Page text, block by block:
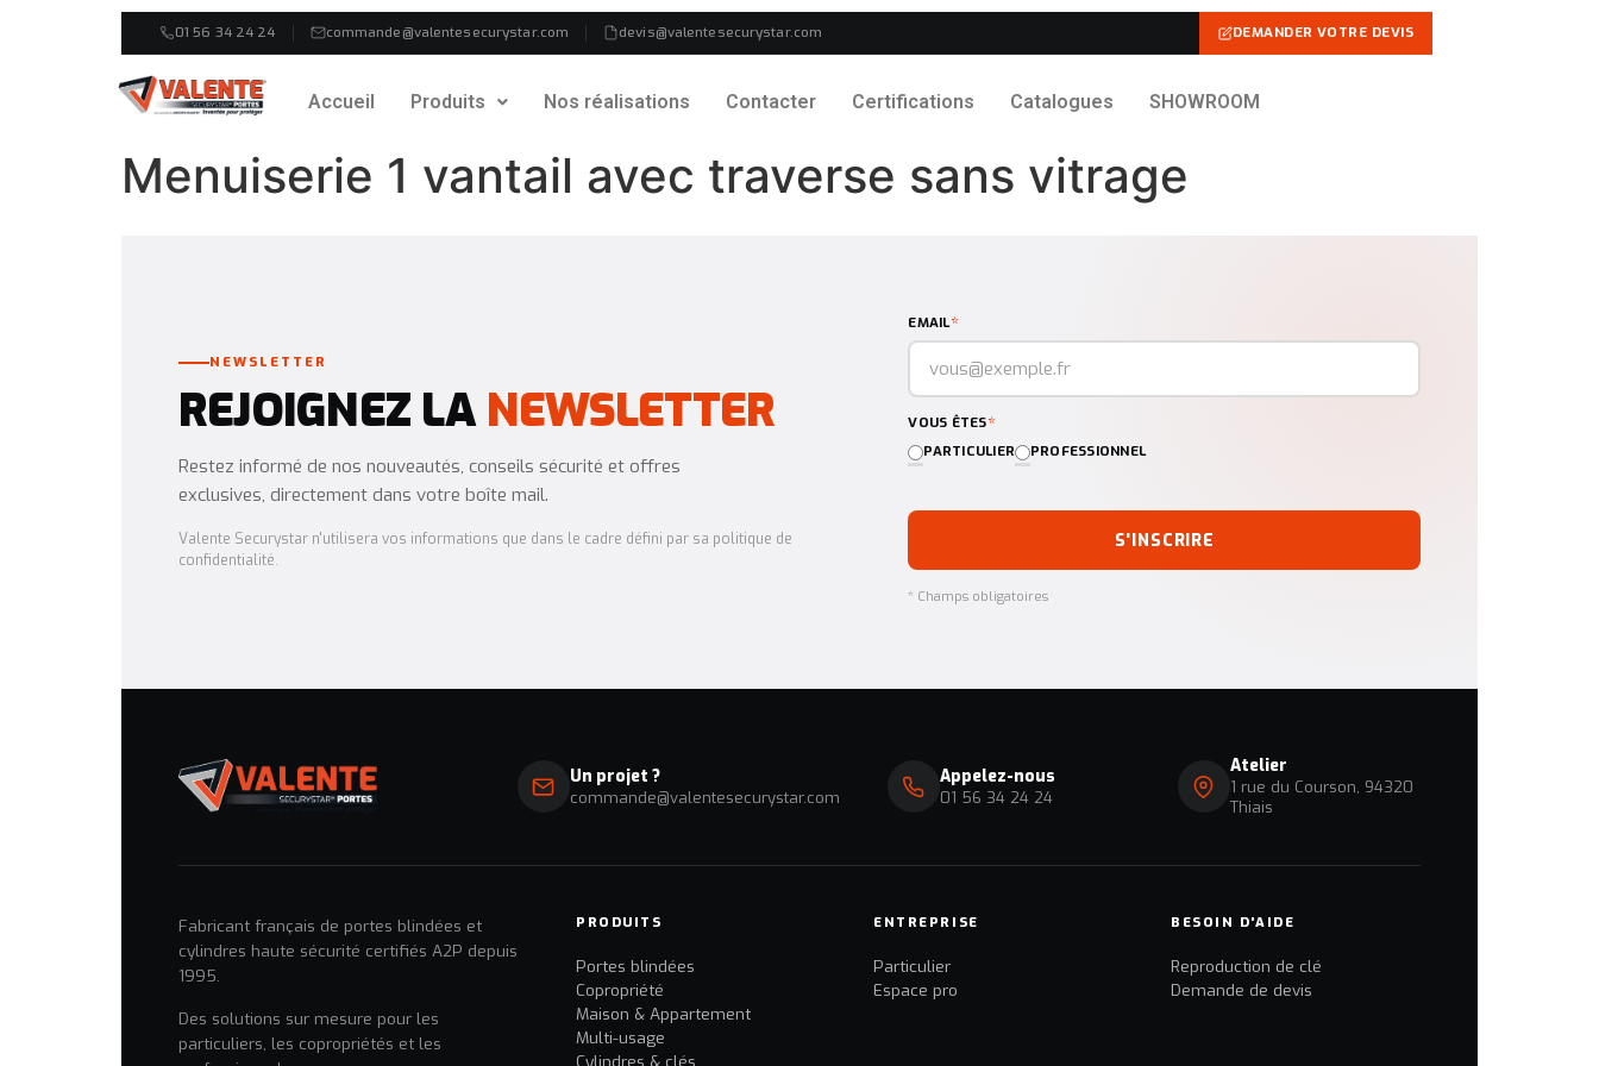
01 56 34 24 24 commande@valentesecurystar.com devis@valentesecurystar.com DEMANDER VOTRE DEVIS
Accueil Produits Nos réalisations Contacter Certifications Catalogues SHOWROOM
Menuiserie 1 vantail avec traverse sans vitrage
NEWSLETTER
REJOIGNEZ LANEWSLETTER
Restez informé de nos nouveautés, conseils sécurité et offres
exclusives, directement dans votre boîte mail.
Valente Securystar n'utilisera vos informations que dans le cadre défini par sa politique de
confidentialité.
EMAIL*
VOUS ÊTES*
PARTICULIER PROFESSIONNEL
S'INSCRIRE
* Champs obligatoires
Un projet ?
commande@valentesecurystar.com
Appelez-nous
01 56 34 24 24
Atelier
1 rue du Courson, 94320
Thiais
Fabricant français de portes blindées et
cylindres haute sécurité certifiés A2P depuis
1995.
Des solutions sur mesure pour les
particuliers, les copropriétés et les
PRODUITS
Portes blindées
Copropriété
Maison & Appartement
Multi-usage
Cylindres & clés
ENTREPRISE
Particulier
Espace pro
BESOIN D'AIDE
Reproduction de clé
Demande de devis